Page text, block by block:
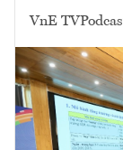
VnE TV